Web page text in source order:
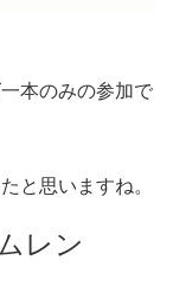
本のみの参加で
と思いますね。
レン